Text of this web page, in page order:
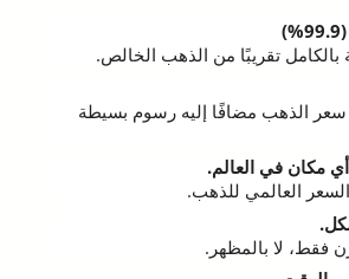
(99.9%)
تقريبًا من الذهب الخالص.
سعر الذهب مضافًا إليه رسوم بسيطة
مكان في العالم.
العالمي للذهب.
.
فقط، لا بالمظهر .